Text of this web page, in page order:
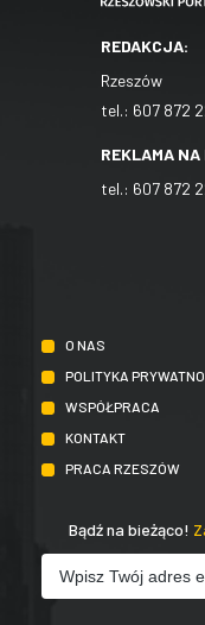
REDAKCJA:
Rzeszów
tel.: 607 872
REKLAMA
tel.: 607 872
O NAS
POLITYKA
WSPÓŁPRACA
KONTAKT
PRACA RZESZÓW
Bądź na bieżąco!